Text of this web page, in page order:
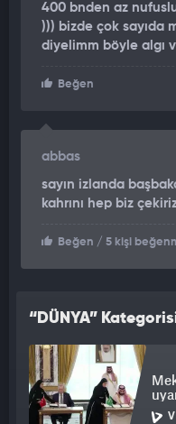
400 bnden az
))) bizde çok sayıda
diyelimm böyle algı
Beğen
abbas
sayın izlanda
kahrını hep biz
Beğen / 5 kişi
“DÜNYA”